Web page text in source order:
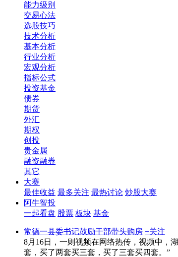
能力级别
交易心法
选股技巧
技术分析
基本分析
行业分析
宏观分析
指标公式
投资基金
债券
期货
外汇
期权
创投
贵金属
融资融券
其它
大赛
最佳收益 最多关注 最热讨论 炒股大赛
阿牛智投
一起看盘 股票 板块 基金
常德一县委书记鼓励干部带头购房 +关注
8月16日，一则视频在网络热传，视频中，
套，买了两套买三套，买了三套买四套。”